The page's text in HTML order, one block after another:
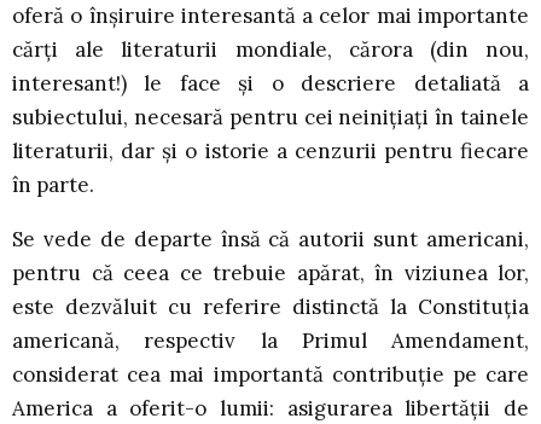
oferă o înşiruire interesantă a celor mai importante
cărţi ale literaturii mondiale, cărora (din nou,
interesant!) le face şi o descriere detaliată a
subiectului, necesară pentru cei neiniţiaţi în tainele
literaturii, dar şi o istorie a cenzurii pentru fiecare
în parte.
Se vede de departe însă că autorii sunt americani,
pentru că ceea ce trebuie apărat, în viziunea lor,
este dezvăluit cu referire distinctă la Constituţia
americană, respectiv la Primul Amendament,
considerat cea mai importantă contribuţie pe care
America a oferit-o lumii: asigurarea libertăţii de